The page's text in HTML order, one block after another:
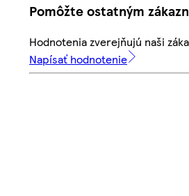
Pomôžte ostatným
Hodnotenia zverejňujú naši
Napísať hodnotenie